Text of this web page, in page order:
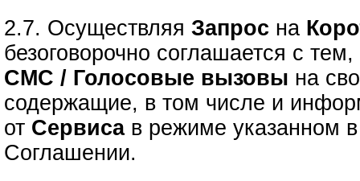
2.7. ОсуществляяЗапрос на
безоговорочно соглашается с
СМС / Голосовые вызовы на
содержащие, в том числе и
от Сервиса в режиме указанном
Соглашении.